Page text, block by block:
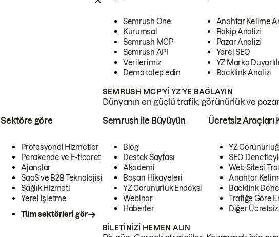
Semrush One
Kurumsal
Semrush MCP
Semrush API
Verilerimiz
Demo talep edin
Anahtar Kelime
Rakip Analizi
Pazar Analizi
Yerel SEO
YZ Marka
Backlink Analizi
SEMRUSH MCP'YI YZ'YE BAĞLAYIN
Dünyanın en güçlü trafik, görünürlük ve
Sektöre göre
Profesyonel Hizmetler
Perakende ve E-ticaret
Ajanslar
SaaS ve B2B Teknolojisi
Sağlık Hizmeti
Yerel işletme
Tüm sektörleri gör
Semrush ile Büyüyün
Blog
Destek Sayfası
Akademi
Başarı Hikayeleri
YZ Görünürlük Endeksi
Webinar
Haberler
Ücretsiz Araçları
YZ
SEO
Web Sitesi
Anahtar
Backlink
Trafiğe Göre
Diğer
BILETINIZI HEMEN ALIN